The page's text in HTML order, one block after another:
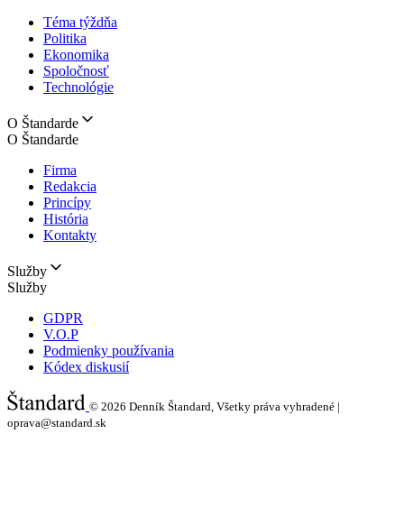
Téma týždňa
Politika
Ekonomika
Spoločnosť
Technológie
O Štandarde
O Štandarde
Firma
Redakcia
Princípy
História
Kontakty
Služby
Služby
GDPR
V.O.P
Podmienky používania
Kódex diskusií
© 2026 Denník Štandard, Všetky práva vyhradené |
oprava@standard.sk